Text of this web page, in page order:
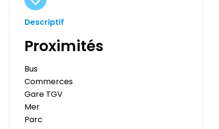
Descriptif
Proximités
Bus
Commerces
Gare TGV
Mer
Parc